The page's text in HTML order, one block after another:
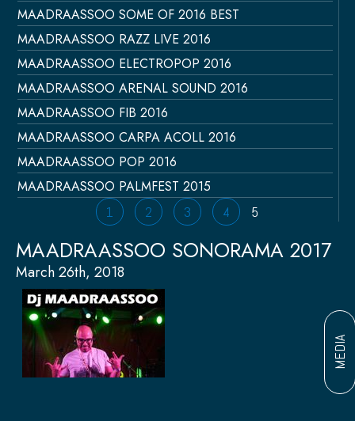
MEDIA
MAADRAASSOO SOME OF 2016 BEST
MAADRAASSOO RAZZ LIVE 2016
MAADRAASSOO ELECTROPOP 2016
MAADRAASSOO ARENAL SOUND 2016
MAADRAASSOO FIB 2016
MAADRAASSOO CARPA ACOLL 2016
MAADRAASSOO POP 2016
MAADRAASSOO PALMFEST 2015
1 2 3 4 5
MAADRAASSOO SONORAMA 2017
March 26th, 2018